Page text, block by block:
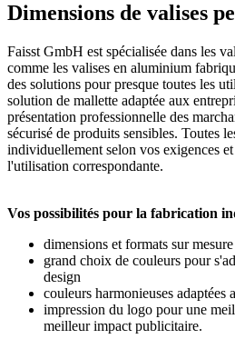
Dimensions de valises
Faisst GmbH est spécialisée dans les
comme les valises en aluminium
des solutions pour presque toutes les
solution de mallette adaptée aux
présentation professionnelle des
sécurisé de produits sensibles. Toutes
individuellement selon vos exigences et
l'utilisation correspondante.
Vos possibilités pour la fabrication
dimensions et formats sur mesure
grand choix de couleurs pour
design
couleurs harmonieuses adaptées
impression du logo pour une
meilleur impact publicitaire.